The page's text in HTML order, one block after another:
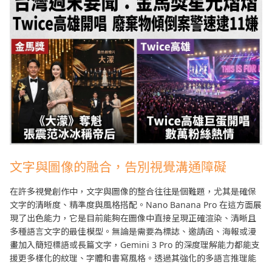
文字與圖像的融合，告別視覺溝通障礙
在許多視覺創作中，文字與圖像的整合往往是個難題，尤其是確保
文字的清晰度、精準度與風格搭配。Nano Banana Pro 在這方面展
現了出色能力，它是目前能夠在圖像中直接呈現正確渲染、清晰且
多種語言文字的最佳模型。無論是需要為標誌、邀請函、海報或漫
畫加入簡短標語或長篇文字，Gemini 3 Pro 的深度理解能力都能支
援更多樣化的紋理、字體和書寫風格。透過其強化的多語言推理能